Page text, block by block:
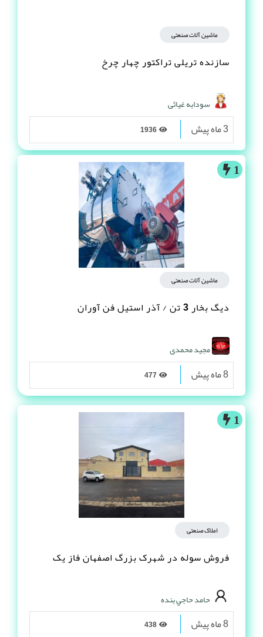
ماشین آلات صنعتی
سازنده تریلی تراکتور چهار چرخ
سودابه غیاثی
3 ماه پیش
1
ماشین آلات صنعتی
دیگ بخار 3 تن / آذر استیل فن آوران
مجید محمدی
8 ماه پیش
1
املاک صنعتی
فروش سوله در شهرک بزرگ اصفهان فاز یک
حامد حاجي بنده
8 ماه پیش